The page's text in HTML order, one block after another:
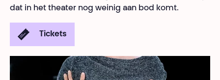
dat in het theater nog weinig aan bod komt.
Tickets